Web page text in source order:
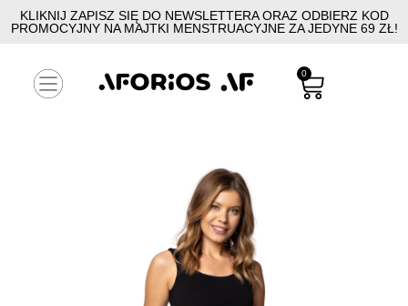
KLIKNIJ ZAPISZ SIĘ DO NEWSLETTERA ORAZ ODBIERZ KOD
PROMOCYJNY NA MAJTKI MENSTRUACYJNE ZA JEDYNE 69 ZŁ!
0